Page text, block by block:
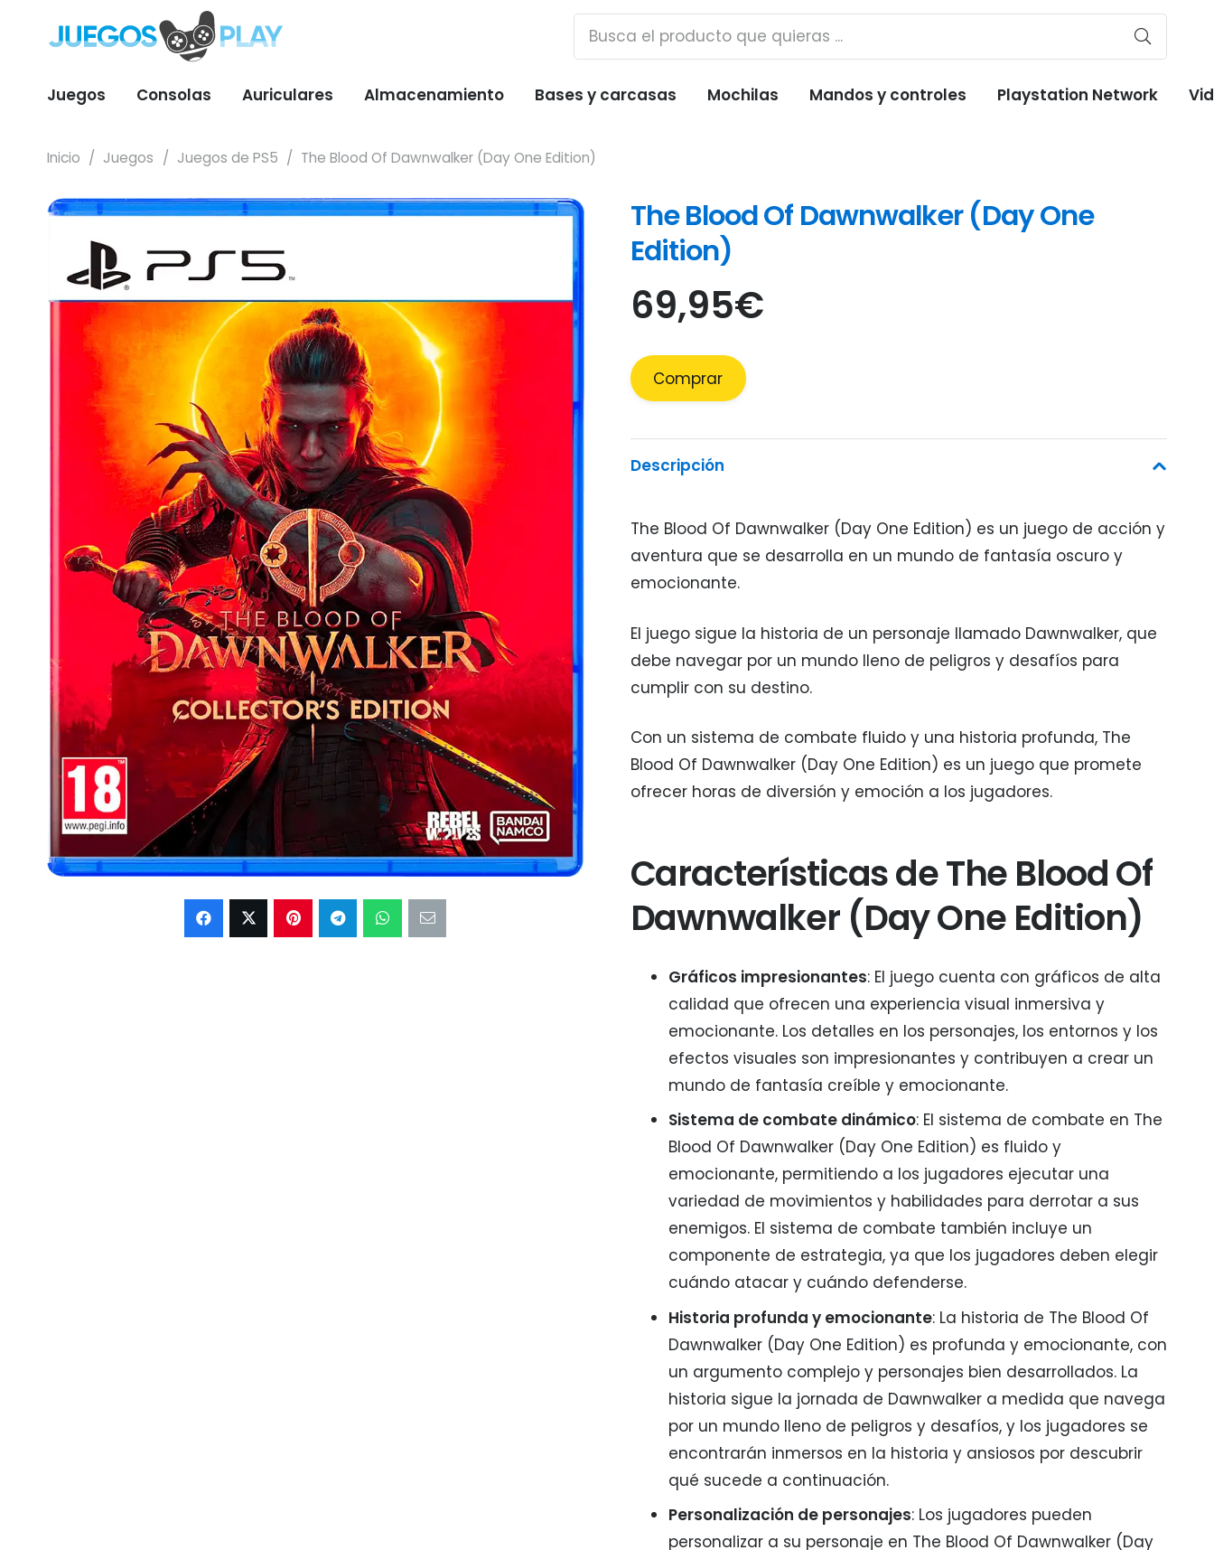
Juegos Consolas Auriculares Almacenamiento Bases y carcasas Mochilas Mandos y controles Playstation Network
Inicio / Juegos / Juegos de PS5 / The Blood Of Dawnwalker (Day One Edition)
The Blood Of Dawnwalker (Day One
Edition)
69,95€
Comprar
Descripción
The Blood Of Dawnwalker (Day One Edition) es un juego de acción y
aventura que se desarrolla en un mundo de fantasía oscuro y
emocionante.
El juego sigue la historia de un personaje llamado Dawnwalker, que
debe navegar por un mundo lleno de peligros y desafíos para
cumplir con su destino.
Con un sistema de combate fluido y una historia profunda, The
Blood Of Dawnwalker (Day One Edition) es un juego que promete
ofrecer horas de diversión y emoción a los jugadores.
Características de The Blood Of
Dawnwalker (Day One Edition)
Gráficos impresionantes: El juego cuenta con gráficos de alta
calidad que ofrecen una experiencia visual inmersiva y
emocionante. Los detalles en los personajes, los entornos y los
efectos visuales son impresionantes y contribuyen a crear un
mundo de fantasía creíble y emocionante.
Sistema de combate dinámico: El sistema de combate en The
Blood Of Dawnwalker (Day One Edition) es fluido y
emocionante, permitiendo a los jugadores ejecutar una
variedad de movimientos y habilidades para derrotar a sus
enemigos. El sistema de combate también incluye un
componente de estrategia, ya que los jugadores deben elegir
cuándo atacar y cuándo defenderse.
Historia profunda y emocionante: La historia de The Blood Of
Dawnwalker (Day One Edition) es profunda y emocionante, con
un argumento complejo y personajes bien desarrollados. La
historia sigue la jornada de Dawnwalker a medida que navega
por un mundo lleno de peligros y desafíos, y los jugadores se
encontrarán inmersos en la historia y ansiosos por descubrir
qué sucede a continuación.
Personalización de personajes: Los jugadores pueden
personalizar a su personaje en The Blood Of Dawnwalker (Day